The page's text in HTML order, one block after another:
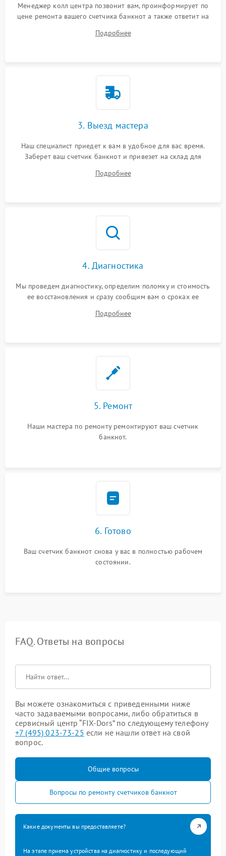
Менеджер колл центра позвонит вам, проинформирует по
цене ремонта вашего счетчика банкнот а также ответит на
Подробнее
3. Выезд мастера
Наш специалист приедет к вам в удобное для вас время.
Заберет ваш счетчик банкнот и привезет на склад для
Подробнее
4. Диагностика
Мы проведем диагностику, определим поломку и стоимость
ее восстановления и сразу сообщим вам о сроках ее
Подробнее
5. Ремонт
Наши мастера по ремонту ремонтируют ваш счетчик
банкнот.
6. Готово
Ваш счетчик банкнот снова у вас в полностью рабочем
состоянии.
FAQ. Ответы на вопросы
Вы можете ознакомиться с приведенными ниже
часто задаваемыми вопросами, либо обратиться в
сервисный центр “FIX-Dors” по следующему телефону
+7 (495) 023-73-25 если не нашли ответ на свой
вопрос.
Общие вопросы
Вопросы по ремонту счетчиков банкнот
Какие документы вы предоставляете?
На этапе приема устройства на диагностику и последующий